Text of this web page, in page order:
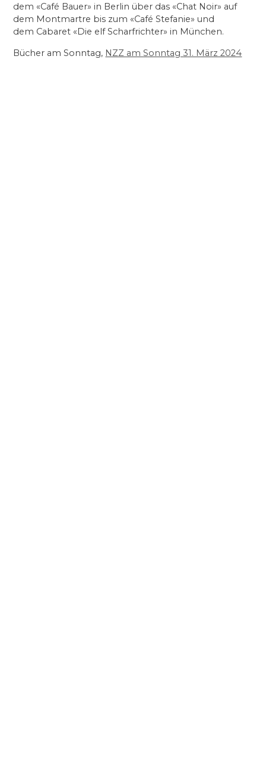
dem «Café Bauer» in Berlin über das «Chat Noir» auf
dem Montmartre bis zum «Café Stefanie» und
dem Cabaret «Die elf Scharfrichter» in München.
Bücher am Sonntag, NZZ am Sonntag 31. März 2024